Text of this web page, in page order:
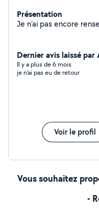
Présentation
Dernier avis laissé par
Il y a plus de 6 mois
je n'ai pas eu de retour
Voir le profil
Vous souhaitez
-